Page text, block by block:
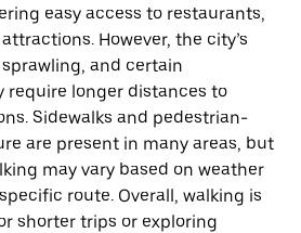
easy access to restaurants,
However, the city’s
and certain
require longer distances to
Sidewalks and pedestrian-
are present in many areas, but
may vary based on weather
route. Overall, walking is
shorter trips or exploring